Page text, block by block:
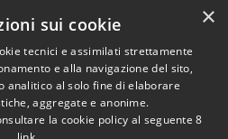
Copyright © 2026 • Comune di
×
sui cookie
tecnici e assimilati strettamente
e alla navigazione del sito,
analitico al solo fine di elaborare
aggregate e anonime.
la cookie policy al seguente8